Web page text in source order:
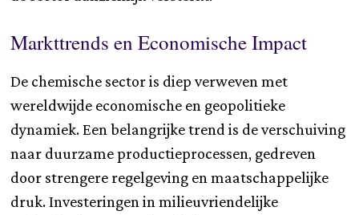
Markttrends en Economische Impact
De chemische sector is diep verweven met
wereldwijde economische en geopolitieke
dynamiek. Een belangrijke trend is de verschuiving
naar duurzame productieprocessen, gedreven
door strengere regelgeving en maatschappelijke
druk. Investeringen in milieuvriendelijke